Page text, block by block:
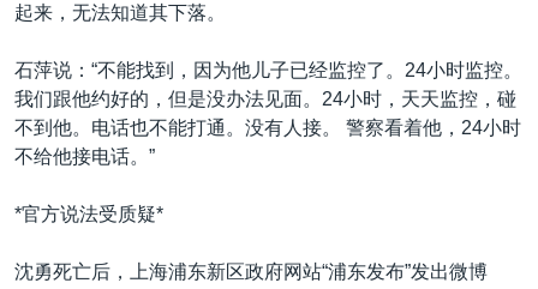
起来，无法知道其下落。
石萍说：“不能找到，因为他儿子已经监控了。24小时监控。
我们跟他约好的，但是没办法见面。24小时，天天监控，碰
不到他。电话也不能打通。没有人接。 警察看着他，24小时
不给他接电话。”
*官方说法受质疑*
沈勇死亡后，上海浦东新区政府网站“浦东发布”发出微博